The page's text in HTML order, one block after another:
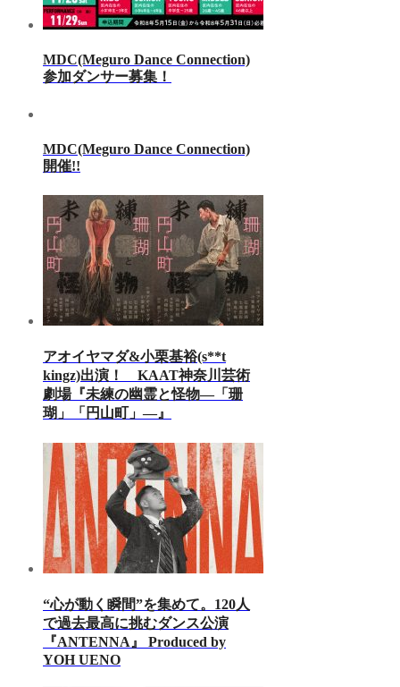
MDC(Meguro Dance Connection)
参加ダンサー募集！
MDC(Meguro Dance Connection)
開催!!
アオイヤマダ&小栗基裕(s**t
kingz)出演！ KAAT神奈川芸術
劇場『未練の幽霊と怪物―「珊
瑚」「円山町」―』
“心が動く瞬間”を集めて。120人
で過去最高に挑むダンス公演
『ANTENNA』 Produced by
YOH UENO